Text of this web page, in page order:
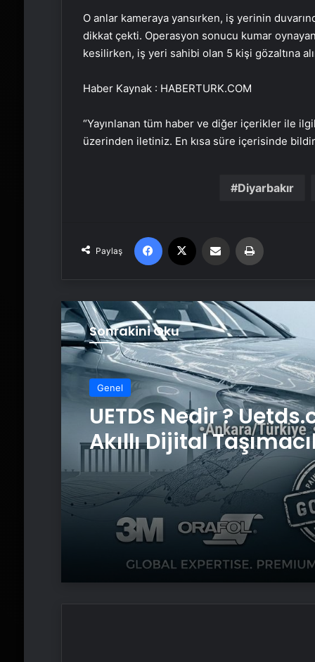
O anlar kameraya yansırken, iş yerinin
dikkat çekti. Operasyon sonucu kumar
kesilirken, iş yeri sahibi olan 5 kişi gözaltına
Haber Kaynak : HABERTURK.COM
“Yayınlanan tüm haber ve diğer içerikler ile
üzerinden iletiniz. En kısa süre içerisinde
Diyarbakır
Paylaş
Facebook Email'den paylaş
Sonrakini Oku
Genel
UETDS Nedir ?
Akıllı Dijital
Yazılımı